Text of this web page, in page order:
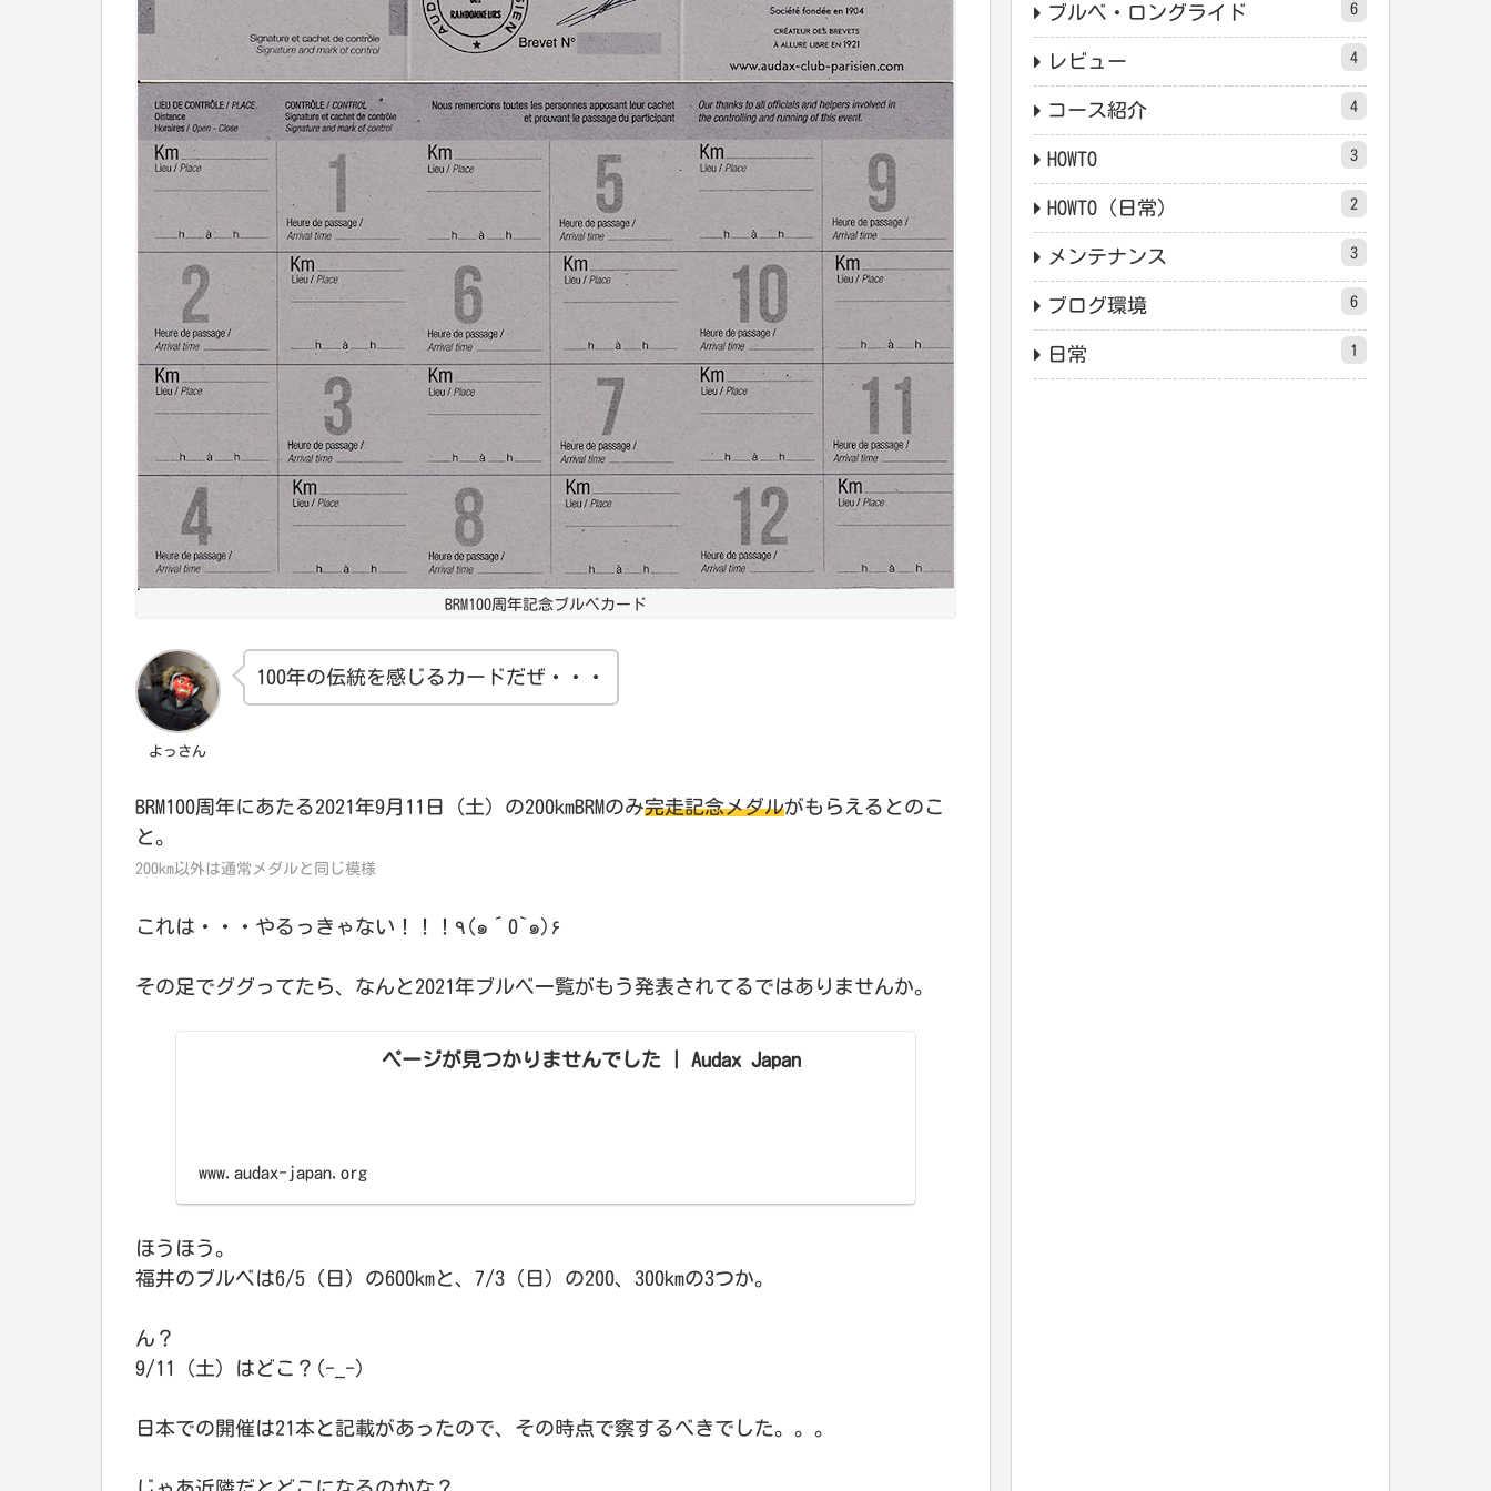
BRM100周年記念ブルベカード
よっさん
100年の伝統を感じるカードだぜ・・・
BRM100周年にあたる2021年9月11日（土）の200kmBRMのみ完走記念メダルがもらえるとのこ
と。
200km以外は通常メダルと同じ模様
これは・・・やるっきゃない！！！٩(๑´0`๑)۶
その足でググってたら、なんと2021年ブルベ一覧がもう発表されてるではありませんか。
ページが見つかりませんでした | Audax Japan
www.audax-japan.org
ほうほう。
福井のブルベは6/5（日）の600kmと、7/3（日）の200、300kmの3つか。
ん？
9/11（土）はどこ？(-_-)
日本での開催は21本と記載があったので、その時点で察するべきでした。。。
ブルベ・ロングライド 6
レビュー 4
コース紹介 4
HOWTO 3
HOWTO（日常） 2
メンテナンス 3
ブログ環境 6
日常 1